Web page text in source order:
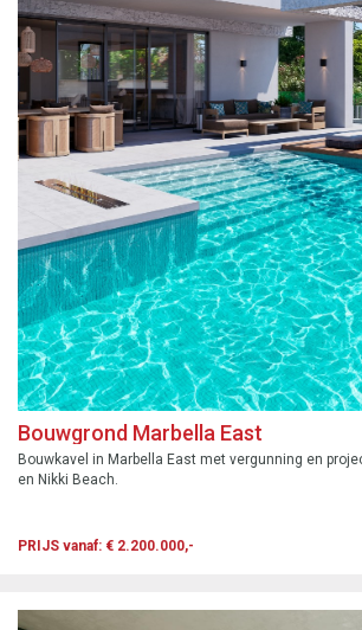
Bouwgrond Marbella East
Bouwkavel in Marbella East met vergunning en
en Nikki Beach.
PRIJS vanaf: € 2.200.000,-